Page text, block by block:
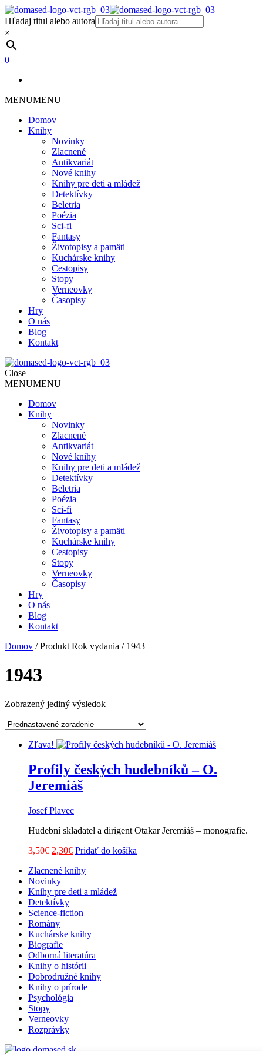
Hľadaj titul alebo autora
×
0
MENUMENU
Domov
Knihy
Novinky
Zlacnené
Antikvariát
Nové knihy
Knihy pre deti a mládež
Detektívky
Beletria
Poézia
Sci-fi
Fantasy
Životopisy a pamäti
Kuchárske knihy
Cestopisy
Stopy
Verneovky
Časopisy
Hry
O nás
Blog
Kontakt
Close
MENUMENU
Domov
Knihy
Novinky
Zlacnené
Antikvariát
Nové knihy
Knihy pre deti a mládež
Detektívky
Beletria
Poézia
Sci-fi
Fantasy
Životopisy a pamäti
Kuchárske knihy
Cestopisy
Stopy
Verneovky
Časopisy
Hry
O nás
Blog
Kontakt
Domov / Produkt Rok vydania / 1943
1943
Zobrazený jediný výsledok
Zľava!
Profily českých hudebníků – O.
Jeremiáš
Josef Plavec
Hudební skladatel a dirigent Otakar Jeremiáš – monografie.
3,50€ Pôvodná
bola:
3,50€.
2,30€Aktuálna
je:
Pridať do košíka
Zlacnené knihy
Novinky
Knihy pre deti a mládež
Detektívky
Science-fiction
Romány
Kuchárske knihy
Biografie
Odborná literatúra
Knihy o histórii
Dobrodružné knihy
Knihy o prírode
Psychológia
Stopy
Verneovky
Rozprávky